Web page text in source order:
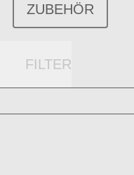
ZUBEHÖR
FILTER